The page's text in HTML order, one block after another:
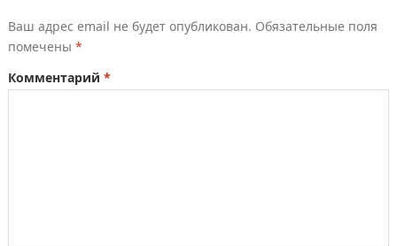
Ваш адрес email не будет опубликован. Обязательные поля
помечены *
Комментарий *